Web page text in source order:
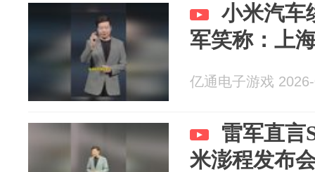
小米汽车
军笑称：上
亿通电子游戏
雷军直言
米澎程发布